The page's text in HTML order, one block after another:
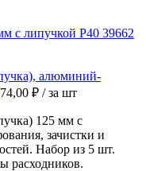
алюминий-
74,00 ₽ / за шт
125 мм с
зачистки и
Набор из 5 шт.
расходников.